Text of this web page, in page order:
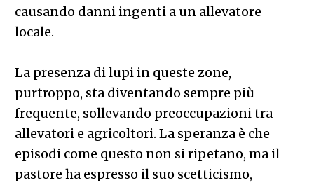
causando danni ingenti a un allevatore
locale.
La presenza di lupi in queste zone,
purtroppo, sta diventando sempre più
frequente, sollevando preoccupazioni tra
allevatori e agricoltori. La speranza è che
episodi come questo non si ripetano, ma il
pastore ha espresso il suo scetticismo,